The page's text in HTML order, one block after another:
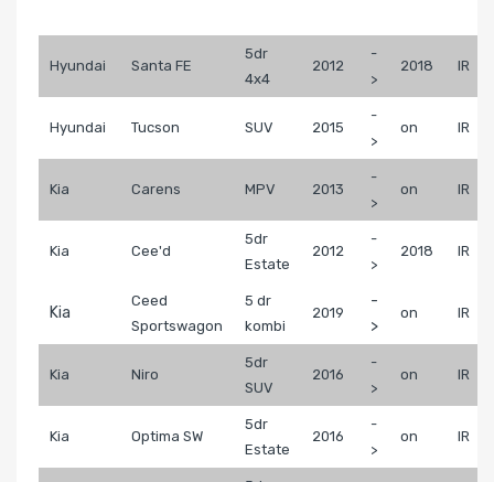
Hyundai Santa FE
5dr
4x4
2012
-
>
2018 IR
Hyundai Tucson SUV 2015
-
>
on IR
Kia Carens MPV 2013
-
>
on IR
Kia Cee'd
5dr
Estate
2012
-
>
2018 IR
Kia
Ceed
Sportswagon
5 dr
kombi
2019
-
>
on IR
Kia Niro
5dr
SUV
2016
-
>
on IR
Kia Optima SW
5dr
Estate
2016
-
>
on IR